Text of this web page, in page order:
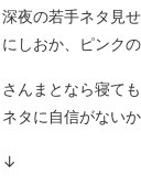
深夜の若手ネタ見
にしおか、ピンク
さんまとなら寝て
ネタに自信がない
↓